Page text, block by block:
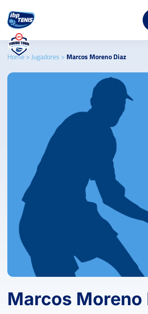
Home> Jugadores > Marcos Moreno Diaz
Marcos Moreno